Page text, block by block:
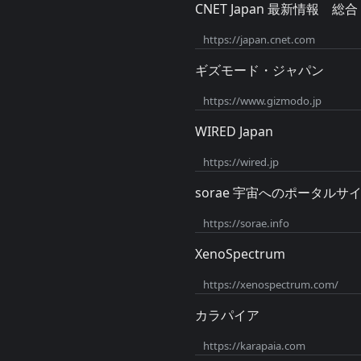
CNET Japan 最新情報 総合
https://japan.cnet.com
ギズモード・ジャパン
https://www.gizmodo.jp
WIRED Japan
https://wired.jp
sorae 宇宙へのポータルサ
https://sorae.info
XenoSpectrum
https://xenospectrum.com/
カラパイア
https://karapaia.com